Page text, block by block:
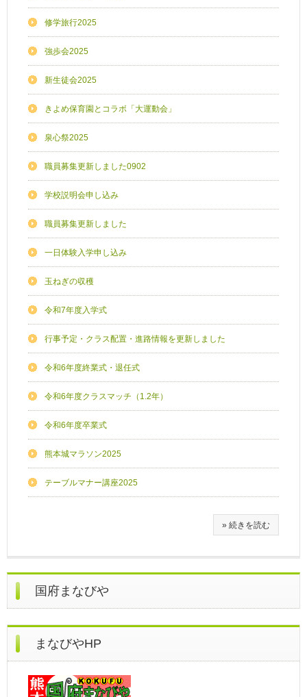
修学旅行2025
強歩会2025
新生徒会2025
きよめ保育園とコラボ「大運動会」
泉心祭2025
職員募集更新しました0902
学校説明会申し込み
職員募集更新しました
一日体験入学申し込み
玉ねぎの収穫
令和7年度入学式
行事予定・クラス配置・進路情報を更新しました
令和6年度終業式・退任式
令和6年度クラスマッチ（1.2年）
令和6年度卒業式
熊本城マラソン2025
テーブルマナー講座2025
» 続きを読む
国府まなびや
まなびやHP